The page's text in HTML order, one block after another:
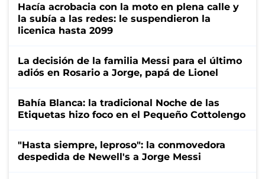
Hacía acrobacia con la moto en plena calle y
la subía a las redes: le suspendieron la
licenica hasta 2099
La decisión de la familia Messi para el último
adiós en Rosario a Jorge, papá de Lionel
Bahía Blanca: la tradicional Noche de las
Etiquetas hizo foco en el Pequeño Cottolengo
"Hasta siempre, leproso": la conmovedora
despedida de Newell's a Jorge Messi